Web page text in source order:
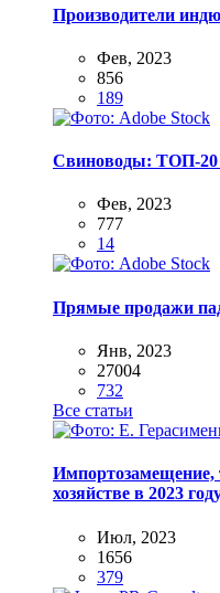
Производители
Фев, 2023
856
189
Свиноводы: ТОП-20
Фев, 2023
777
14
Прямые продажи
Янв, 2023
27004
732
Все статьи
хозяйстве в 2023
Июл, 2023
1656
379